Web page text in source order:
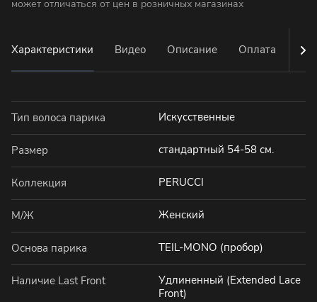
может отличаться от цен в розничных магазинах
Характеристики Видео Описание Оплата
Тип волоса парика Искусственные
Размер стандартный 54-58 см.
Коллекция PERUCCI
М/Ж Женский
Основа парика TEIL-MONO (пробор)
Наличие Last Front
Удлиненный (Extended Lace
Front)